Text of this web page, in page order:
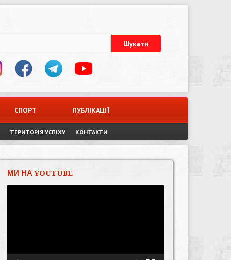
СПОРТ ПУБЛІКАЦІЇ
ТЕРИТОРІЯ УСПІХУ КОНТАКТИ
МИ НА YOUTUBE